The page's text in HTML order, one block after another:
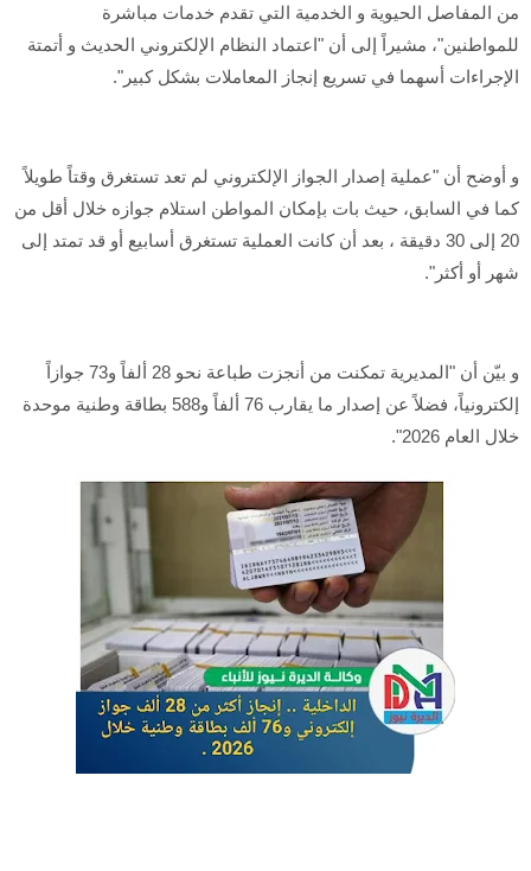
من المفاصل الحيوية و الخدمية التي تقدم خدمات مباشرة
للمواطنين"، مشيراً إلى أن "اعتماد النظام الإلكتروني الحديث و أتمتة
الإجراءات أسهما في تسريع إنجاز المعاملات بشكل كبير".
و أوضح أن "عملية إصدار الجواز الإلكتروني لم تعد تستغرق وقتاً طويلاً
كما في السابق، حيث بات بإمكان المواطن استلام جوازه خلال أقل من
20 إلى 30 دقيقة ، بعد أن كانت العملية تستغرق أسابيع أو قد تمتد إلى
شهر أو أكثر".
و بيّن أن "المديرية تمكنت من أنجزت طباعة نحو 28 ألفاً و73 جوازاً
إلكترونياً، فضلاً عن إصدار ما يقارب 76 ألفاً و588 بطاقة وطنية موحدة
خلال العام 2026".